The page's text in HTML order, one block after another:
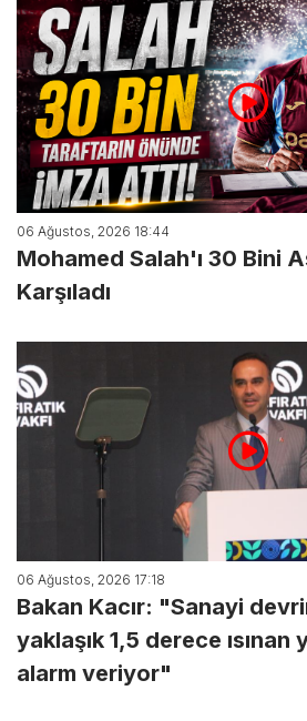
06 Ağustos, 2026 18:44
Mohamed Salah'ı 30 Bini
Karşıladı
06 Ağustos, 2026 17:18
Bakan Kacır: "Sanayi
yaklaşık 1,5 derece
alarm veriyor"